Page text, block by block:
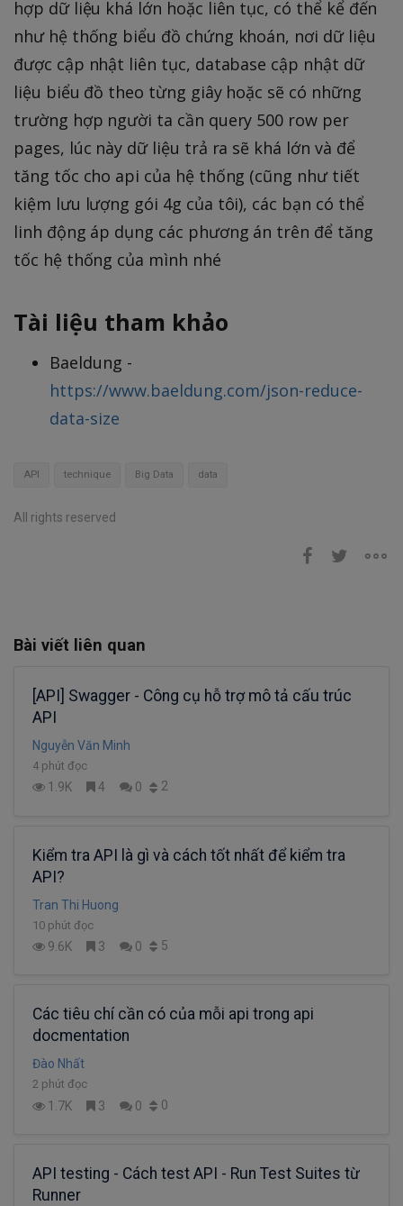
hợp dữ liệu khá lớn hoặc liên tục, có thể kể đến
như hệ thống biểu đồ chứng khoán, nơi dữ liệu
được cập nhật liên tục, database cập nhật dữ
liệu biểu đồ theo từng giây hoặc sẽ có những
trường hợp người ta cần query 500 row per
pages, lúc này dữ liệu trả ra sẽ khá lớn và để
tăng tốc cho api của hệ thống (cũng như tiết
kiệm lưu lượng gói 4g của tôi), các bạn có thể
linh động áp dụng các phương án trên để tăng
tốc hệ thống của mình nhé
Tài liệu tham khảo
Baeldung -
https://www.baeldung.com/json-reduce-
data-size
API technique Big Data data
All rights reserved
Bài viết liên quan
[API] Swagger - Công cụ hỗ trợ mô tả cấu trúc
API
Nguyễn Văn Minh
4 phút đọc
1.9K 4 0 2
Kiểm tra API là gì và cách tốt nhất để kiểm tra
API?
Tran Thi Huong
10 phút đọc
9.6K 3 0 5
Các tiêu chí cần có của mỗi api trong api
docmentation
Đào Nhất
2 phút đọc
1.7K 3 0 0
API testing - Cách test API - Run Test Suites từ
Runner